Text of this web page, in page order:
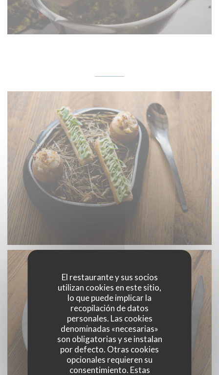
El restaurante y sus socios
utilizan cookies en este sitio,
lo que puede implicar la
recopilación de datos
personales. Las cookies
denominadas «necesarias»
son obligatorias y se instalan
por defecto. Otras cookies
opcionales requieren su
consentimiento. Estas